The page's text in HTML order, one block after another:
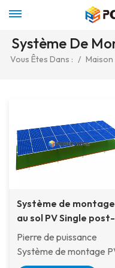
Système De
Vous Êtes Dans : / Maison
Système de montage
au sol PV Single post-
solaire Zam
Pierre de puissance
Système de montage
au sol PV ZAM à un